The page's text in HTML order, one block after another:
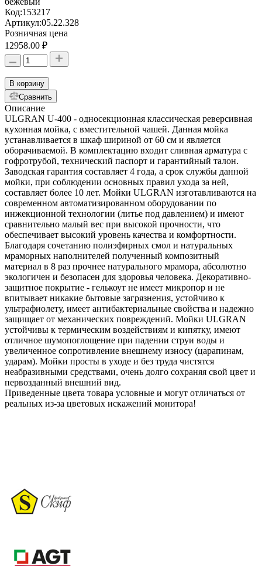
Код:153217
Артикул:05.22.328
Розничная цена
12958.00 ₽
В корзину
Сравнить
Описание
ULGRAN U-400 - односекционная классическая реверсивная
кухонная мойка, с вместительной чашей. Данная мойка
устанавливается в шкаф шириной от 60 см и является
оборачиваемой. В комплектацию входит сливная арматура с
гофротрубой, технический паспорт и гарантийный талон.
Заводская гарантия составляет 4 года, а срок службы данной
мойки, при соблюдении основных правил ухода за ней,
составляет более 10 лет. Мойки ULGRAN изготавливаются на
современном автоматизированном оборудовании по
инжекционной технологии (литье под давлением) и имеют
сравнительно малый вес при высокой прочности, что
обеспечивает высокий уровень качества и комфортности.
Благодаря сочетанию полиэфирных смол и натуральных
мраморных наполнителей полученный композитный
материал в 8 раз прочнее натурального мрамора, абсолютно
экологичен и безопасен для здоровья человека. Декоративно-
защитное покрытие - гелькоут не имеет микропор и не
впитывает никакие бытовые загрязнения, устойчиво к
ультрафиолету, имеет антибактериальные свойства и надежно
защищает от механических повреждений. Мойки ULGRAN
устойчивы к термическим воздействиям и кипятку, имеют
отличное шумопоглощение при падении струи воды и
увеличенное сопротивление внешнему износу (царапинам,
ударам). Мойки просты в уходе и без труда чистятся
неабразивными средствами, очень долго сохраняя свой цвет и
первозданный внешний вид.
Приведенные цвета товара условные и могут отличаться от
реальных из-за цветовых искажений монитора!